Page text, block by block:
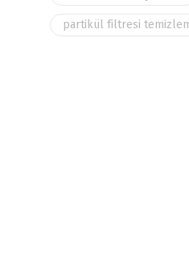
partikül filtresi